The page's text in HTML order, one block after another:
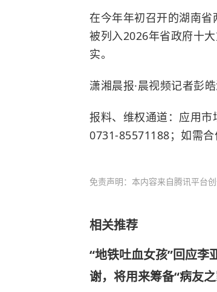
在今年年初召开的湖南省
被列入2026年省政府十
实。
潇湘晨报·晨视频记者彭
报料、维权通道：应用市
0731-85571188；如需合
免责声明：本内容来自腾讯平台
相关推荐
“地铁吐血女孩”回应李
谢，将用来筹备“病友